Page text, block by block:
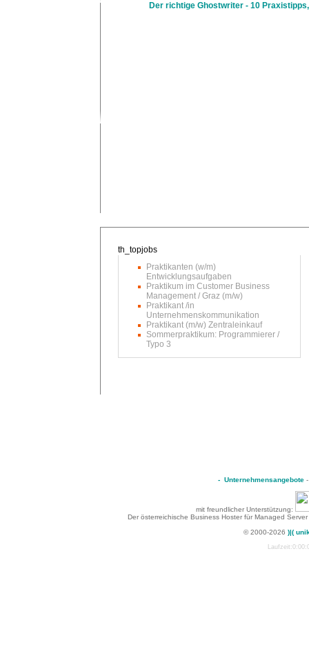
Der richtige Ghostwriter - 10
Praktikanten (w/m)
Entwicklungsaufgaben
Praktikum im Customer Business
Management / Graz (m/w)
Praktikant /in
Unternehmenskommunikation
Praktikant (m/w) Zentraleinkauf
Sommerpraktikum: Programmierer /
Typo 3
- Unternehmensangebote
mit freundlicher Unterstützung:
Der österreichische Business Hoster für Managed
© 2000-2026 )|(